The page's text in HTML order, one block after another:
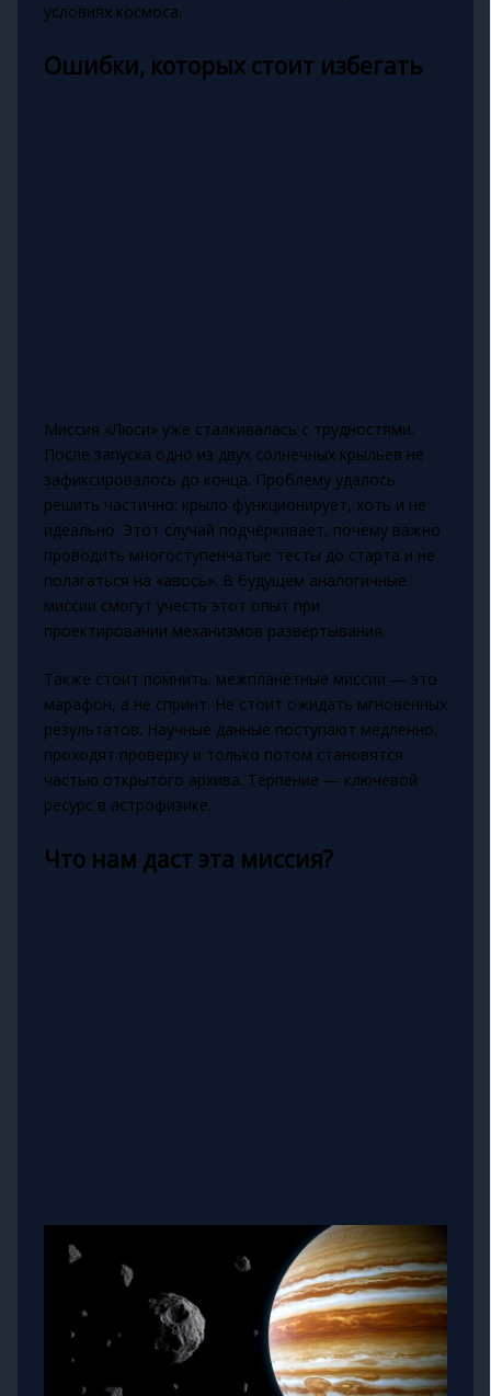
условиях космоса.
Ошибки, которых стоит избегать
Миссия «Люси» уже сталкивалась с трудностями.
После запуска одно из двух солнечных крыльев не
зафиксировалось до конца. Проблему удалось
решить частично: крыло функционирует, хоть и не
идеально. Этот случай подчёркивает, почему важно
проводить многоступенчатые тесты до старта и не
полагаться на «авось». В будущем аналогичные
миссии смогут учесть этот опыт при
проектировании механизмов развертывания.
Также стоит помнить: межпланетные миссии — это
марафон, а не спринт. Не стоит ожидать мгновенных
результатов. Научные данные поступают медленно,
проходят проверку и только потом становятся
частью открытого архива. Терпение — ключевой
ресурс в астрофизике.
Что нам даст эта миссия?